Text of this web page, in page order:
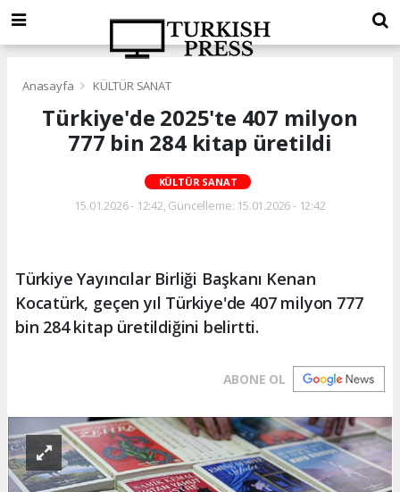
Anasayfa KÜLTÜR SANAT
Türkiye'de 2025'te 407 milyon
777 bin 284 kitap üretildi
KÜLTÜR SANAT
15.01.2026 - 12:42, Güncelleme: 15.01.2026 - 12:42
Türkiye Yayıncılar Birliği Başkanı Kenan
Kocatürk, geçen yıl Türkiye'de 407 milyon 777
bin 284 kitap üretildiğini belirtti.
ABONE OL